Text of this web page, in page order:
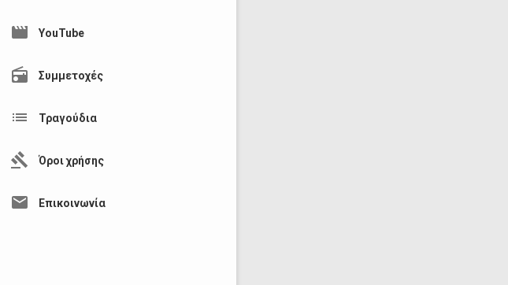
movie YouTube
radio Συμμετοχές
list Τραγούδια
gavel Όροι χρήσης
mail Επικοινωνία